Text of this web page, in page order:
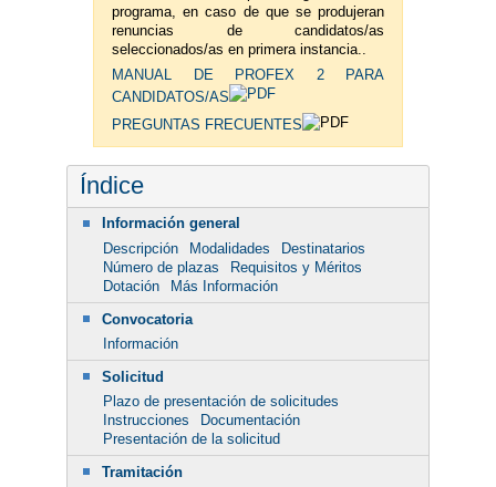
programa, en caso de que se produjeran
renuncias de candidatos/as
seleccionados/as en primera instancia..
MANUAL DE PROFEX 2 PARA
CANDIDATOS/AS
PREGUNTAS FRECUENTES
Índice
Información general
Descripción
Modalidades
Destinatarios
Número de plazas
Requisitos y Méritos
Dotación
Más Información
Convocatoria
Información
Solicitud
Plazo de presentación de solicitudes
Instrucciones
Documentación
Presentación de la solicitud
Tramitación